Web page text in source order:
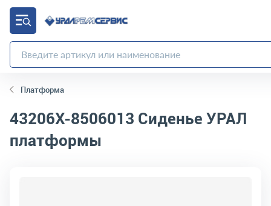
Платформа
43206Х-8506013 Сиденье УРАЛ
платформы